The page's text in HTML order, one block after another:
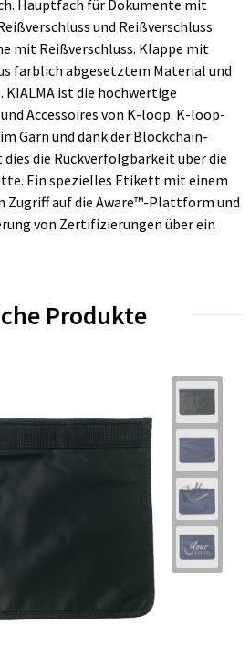
Hauptfach für Dokumente mit
und Reißverschluss
mit Reißverschluss. Klappe mit
farblich abgesetztem Material und
ist die hochwertige
Accessoires von K-loop. K-loop-
Garn und dank der Blockchain-
die Rückverfolgbarkeit über die
Ein spezielles Etikett mit einem
Zugriff auf die Aware™-Plattform und
von Zertifizierungen über ein
Produkte